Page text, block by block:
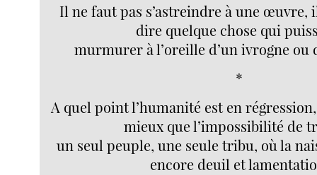
Il ne faut pas s’astreindre à une œuvre,
dire quelque chose qui
murmurer à l’oreille d’un ivrogne ou
*
A quel point l’humanité est en
mieux que l’impossibilité de
un seul peuple, une seule tribu, où la
encore deuil et